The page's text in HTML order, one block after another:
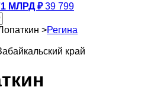
МЛРД ₽ 39 799
>Регина
край